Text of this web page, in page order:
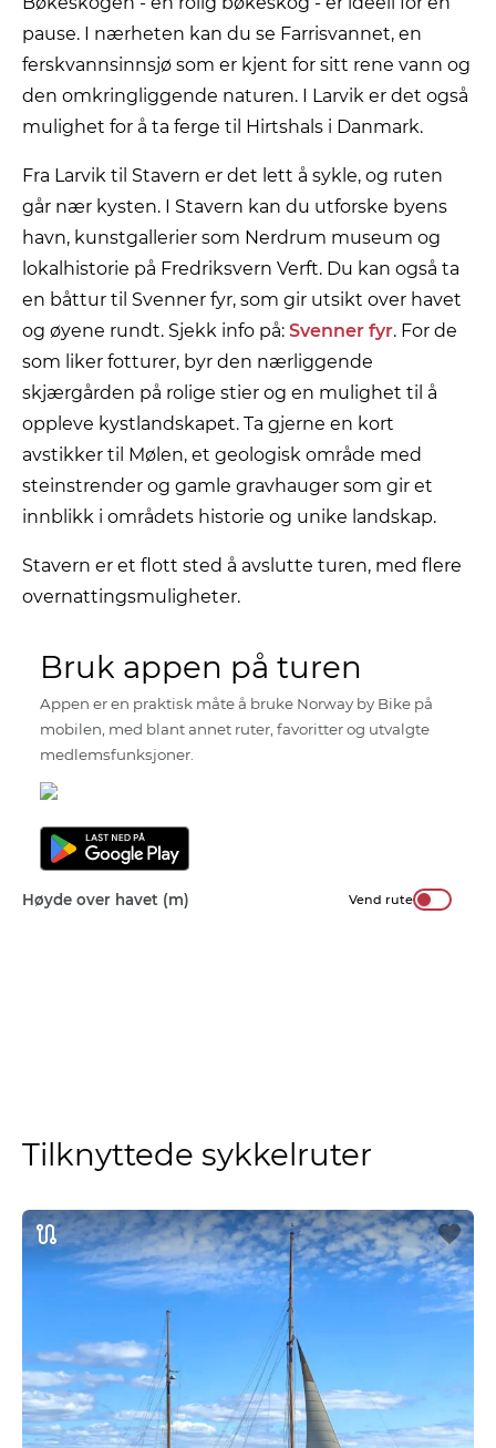
pause. I nærheten kan du se Farrisvannet, en
ferskvannsinnsjø som er kjent for sitt rene vann og
den omkringliggende naturen. I Larvik er det også
mulighet for å ta ferge til Hirtshals i Danmark.
Fra Larvik til Stavern er det lett å sykle, og ruten
går nær kysten. I Stavern kan du utforske byens
havn, kunstgallerier som Nerdrum museum og
lokalhistorie på Fredriksvern Verft. Du kan også ta
en båttur til Svenner fyr, som gir utsikt over havet
og øyene rundt. Sjekk info på: Svenner fyr. For de
som liker fotturer, byr den nærliggende
skjærgården på rolige stier og en mulighet til å
oppleve kystlandskapet. Ta gjerne en kort
avstikker til Mølen, et geologisk område med
steinstrender og gamle gravhauger som gir et
innblikk i områdets historie og unike landskap.
Stavern er et flott sted å avslutte turen, med flere
overnattingsmuligheter.
Bruk appen på turen
Appen er en praktisk måte å bruke Norway by Bike på
mobilen, med blant annet ruter, favoritter og utvalgte
medlemsfunksjoner.
Høyde over havet (m) Vend rute
Tilknyttede sykkelruter